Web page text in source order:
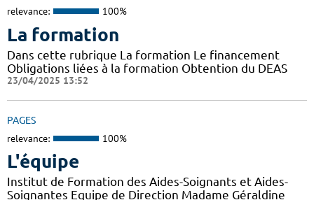
relevance: 100%
La formation
Dans cette rubrique La formation Le financement
Obligations liées à la formation Obtention du DEAS
23/04/2025 13:52
PAGES
relevance: 100%
L'équipe
Institut de Formation des Aides-Soignants et Aides-
Soignantes Equipe de Direction Madame Géraldine